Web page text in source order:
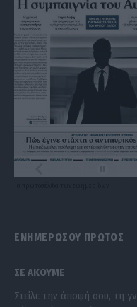
ΕΝΗΜΕΡΩΣΟΥ ΠΡΩΤΟΣ
ΣΕ ΑΚΟΥΜΕ
Στείλε την άποψή σου, τη